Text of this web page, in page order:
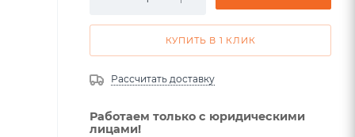
КУПИТЬ В 1 КЛИК
Рассчитать доставку
Работаем только с юридическими
лицами!